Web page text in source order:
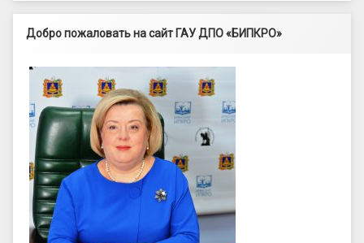
Добро пожаловать на сайт ГАУ ДПО «БИПКРО»